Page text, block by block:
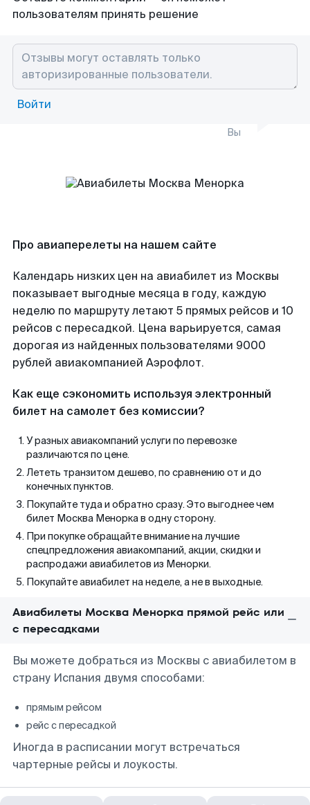
пользователям принять решение
Войти
Вы
Про авиаперелеты на нашем сайте
Календарь низких цен на авиабилет из Москвы
показывает выгодные месяца в году, каждую
неделю по маршруту летают 5 прямых рейсов и 10
рейсов с пересадкой. Цена варьируется, самая
дорогая из найденных пользователями 9000
рублей авиакомпанией Аэрофлот.
Как еще сэкономить используя электронный
билет на самолет без комиссии?
У разных авиакомпаний услуги по перевозке
различаются по цене.
Лететь транзитом дешево, по сравнению от и до
конечных пунктов.
Покупайте туда и обратно сразу. Это выгоднее чем
билет Москва Менорка в одну сторону.
При покупке обращайте внимание на лучшие
спецпредложения авиакомпаний, акции, скидки и
распродажи авиабилетов из Менорки.
Покупайте авиабилет на неделе, а не в выходные.
Авиабилеты Москва Менорка прямой рейс или
с пересадками
Вы можете добраться из Москвы с авиабилетом в
страну Испания двумя способами:
прямым рейсом
рейс с пересадкой
Иногда в расписании могут встречаться
чартерные рейсы и лоукосты.